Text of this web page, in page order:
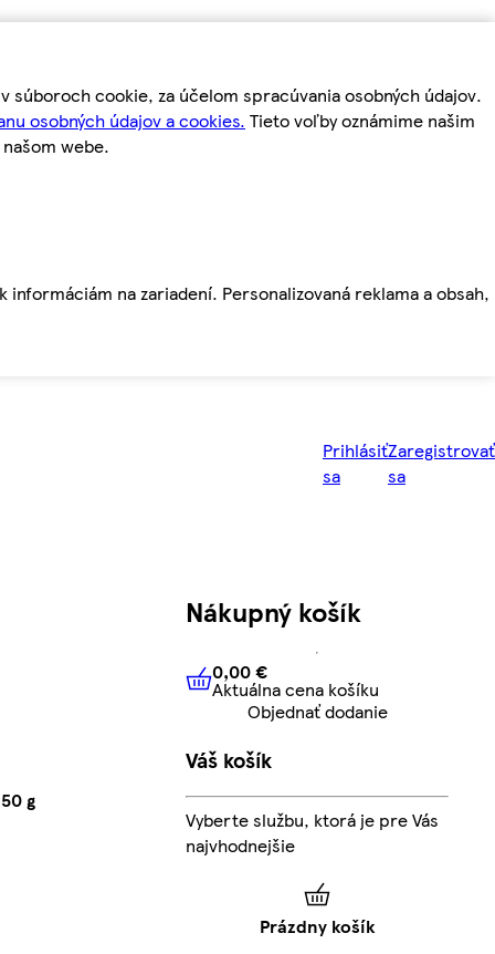
cookie, za účelom spracúvania osobných údajov.
osobných údajov a cookies. Tieto voľby oznámime našim
webe.
na zariadení. Personalizovaná reklama a obsah,
Prihlásiť
sa
Zaregistrovať
sa
g
Nákupný košík
0,00 € Aktuálna cena košíku
0,00 €
Aktuálna cena košíku
Objednať dodanie
Váš košík
Vyberte službu, ktorá je pre Vás
najvhodnejšie
Prázdny košík